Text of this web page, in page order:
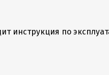
инструкция по